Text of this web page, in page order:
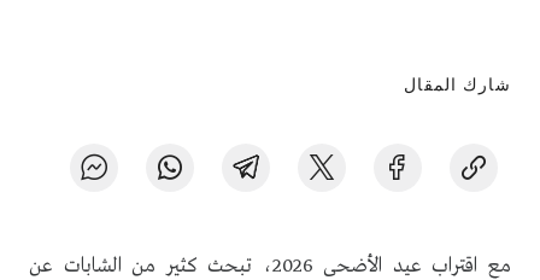
شارك المقال
مع اقتراب عيد الأضحى 2026، تبحث كثير من الشابات عن